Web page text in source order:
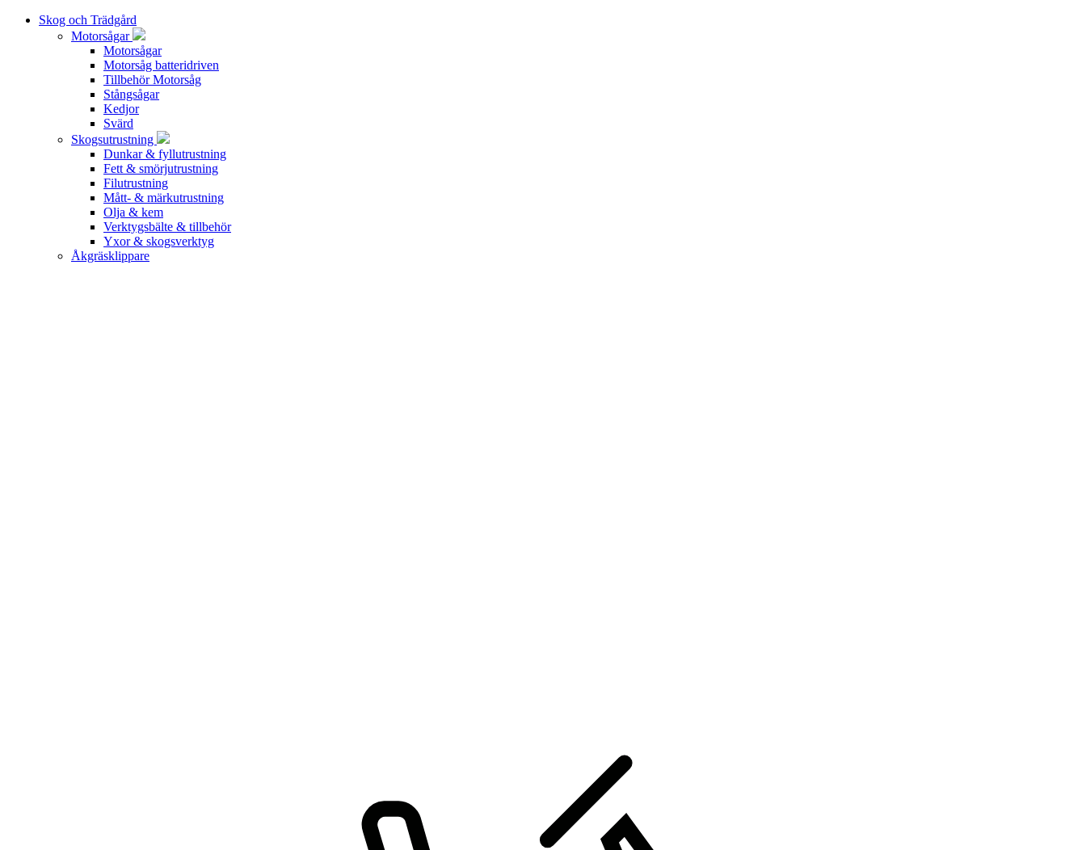
Skog och Trädgård
Motorsågar
Motorsågar
Motorsåg batteridriven
Tillbehör Motorsåg
Stångsågar
Kedjor
Svärd
Skogsutrustning
Dunkar & fyllutrustning
Fett & smörjutrustning
Filutrustning
Mått- & märkutrustning
Olja & kem
Verktygsbälte & tillbehör
Yxor & skogsverktyg
Åkgräsklippare